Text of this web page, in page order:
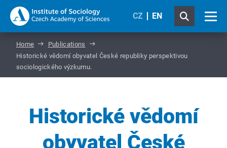
CZ EN
Home
Publications
Historické vědomí obyvatel České republiky perspektivou
sociologického výzkumu.
Historické vědomí
obyvatel České